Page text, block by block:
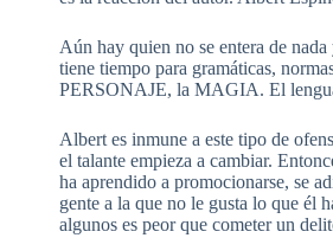
Aún hay quien no se entera de
tiene tiempo para gramáticas,
PERSONAJE, la MAGIA. El
Albert es inmune a este tipo de
el talante empieza a cambiar.
ha aprendido a promocionarse, se
gente a la que no le gusta lo que él
algunos es peor que cometer un